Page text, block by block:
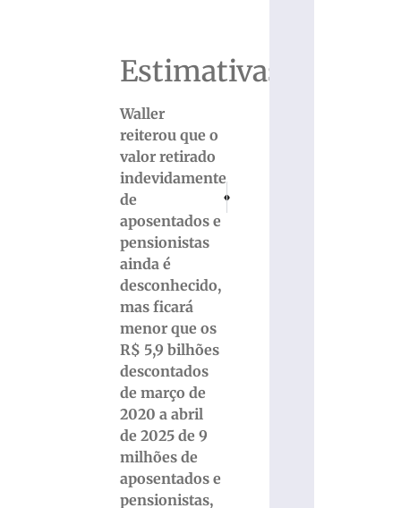
Estimativas
Waller
reiterou que o
valor retirado
indevidamente
de
aposentados e
pensionistas
ainda é
desconhecido,
mas ficará
menor que os
R$ 5,9 bilhões
descontados
de março de
2020 a abril
de 2025 de 9
milhões de
aposentados e
pensionistas,